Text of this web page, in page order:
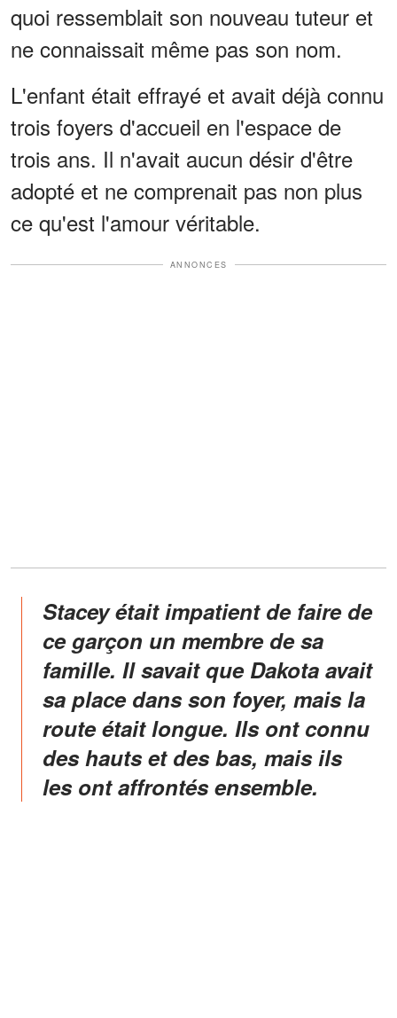
quoi ressemblait son nouveau tuteur et
ne connaissait même pas son nom.
L'enfant était effrayé et avait déjà connu
trois foyers d'accueil en l'espace de
trois ans. Il n'avait aucun désir d'être
adopté et ne comprenait pas non plus
ce qu'est l'amour véritable.
ANNONCES
Stacey était impatient de faire de
ce garçon un membre de sa
famille. Il savait que Dakota avait
sa place dans son foyer, mais la
route était longue. Ils ont connu
des hauts et des bas, mais ils
les ont affrontés ensemble.